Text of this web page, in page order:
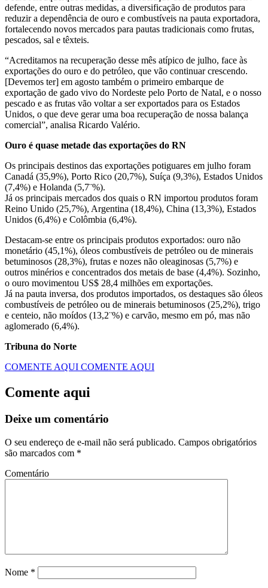
defende, entre outras medidas, a diversificação de produtos para
reduzir a dependência de ouro e combustíveis na pauta exportadora,
fortalecendo novos mercados para pautas tradicionais como frutas,
pescados, sal e têxteis.
“Acreditamos na recuperação desse mês atípico de julho, face às
exportações do ouro e do petróleo, que vão continuar crescendo.
[Devemos ter] em agosto também o primeiro embarque de
exportação de gado vivo do Nordeste pelo Porto de Natal, e o nosso
pescado e as frutas vão voltar a ser exportados para os Estados
Unidos, o que deve gerar uma boa recuperação de nossa balança
comercial”, analisa Ricardo Valério.
Ouro é quase metade das exportações do RN
Os principais destinos das exportações potiguares em julho foram
Canadá (35,9%), Porto Rico (20,7%), Suíça (9,3%), Estados Unidos
(7,4%) e Holanda (5,7¨%).
Já os principais mercados dos quais o RN importou produtos foram
Reino Unido (25,7%), Argentina (18,4%), China (13,3%), Estados
Unidos (6,4%) e Colômbia (6,4%).
Destacam-se entre os principais produtos exportados: ouro não
monetário (45,1%), óleos combustíveis de petróleo ou de minerais
betuminosos (28,3%), frutas e nozes não oleaginosas (5,7%) e
outros minérios e concentrados dos metais de base (4,4%). Sozinho,
o ouro movimentou US$ 28,4 milhões em exportações.
Já na pauta inversa, dos produtos importados, os destaques são óleos
combustíveis de petróleo ou de minerais betuminosos (25,2%), trigo
e centeio, não moídos (13,2¨%) e carvão, mesmo em pó, mas não
aglomerado (6,4%).
Tribuna do Norte
COMENTE AQUI COMENTE AQUI
Comente aqui
Deixe um comentário
O seu endereço de e-mail não será publicado. Campos obrigatórios
são marcados com *
Comentário
Nome *